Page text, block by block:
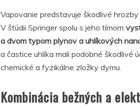
Vapovanie predstavuje škodlivé
V štúdii Springer spolu s jeho tímom
a dvom typom plynov a uhlíkových
a častice uhlíka mali podobné škodlivé
chemické a fyzikálne zložky dymu.
Kombinácia bežných a